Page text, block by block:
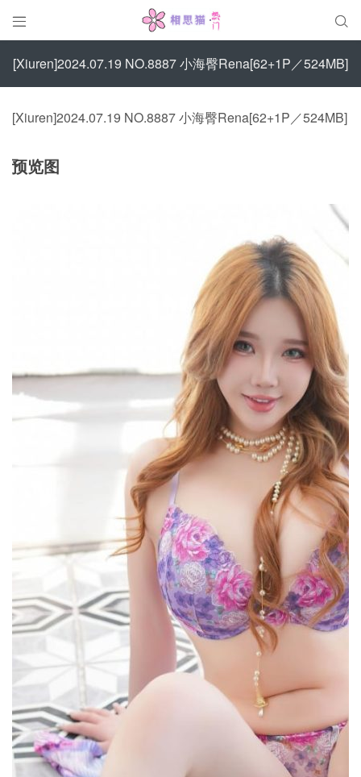
 
[Xiuren]2024.07.19 NO.8887 小海臀Rena[62+1P／524MB]
[Xiuren]2024.07.19 NO.8887 小海臀Rena[62+1P／524MB]
预览图